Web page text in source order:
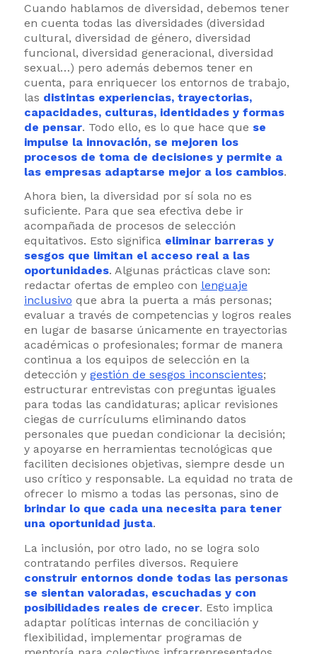
Cuando hablamos de diversidad, debemos tener
en cuenta todas las diversidades (diversidad
cultural, diversidad de género, diversidad
funcional, diversidad generacional, diversidad
sexual…) pero además debemos tener en
cuenta, para enriquecer los entornos de trabajo,
las distintas experiencias, trayectorias,
capacidades, culturas, identidades y formas
de pensar. Todo ello, es lo que hace que se
impulse la innovación, se mejoren los
procesos de toma de decisiones y permite a
las empresas adaptarse mejor a los cambios.
Ahora bien, la diversidad por sí sola no es
suficiente. Para que sea efectiva debe ir
acompañada de procesos de selección
equitativos. Esto significa eliminar barreras y
sesgos que limitan el acceso real a las
oportunidades. Algunas prácticas clave son:
redactar ofertas de empleo con lenguaje
inclusivo que abra la puerta a más personas;
evaluar a través de competencias y logros reales
en lugar de basarse únicamente en trayectorias
académicas o profesionales; formar de manera
continua a los equipos de selección en la
detección y gestión de sesgos inconscientes;
estructurar entrevistas con preguntas iguales
para todas las candidaturas; aplicar revisiones
ciegas de currículums eliminando datos
personales que puedan condicionar la decisión;
y apoyarse en herramientas tecnológicas que
faciliten decisiones objetivas, siempre desde un
uso crítico y responsable. La equidad no trata de
ofrecer lo mismo a todas las personas, sino de
brindar lo que cada una necesita para tener
una oportunidad justa.
La inclusión, por otro lado, no se logra solo
contratando perfiles diversos. Requiere
construir entornos donde todas las personas
se sientan valoradas, escuchadas y con
posibilidades reales de crecer. Esto implica
adaptar políticas internas de conciliación y
flexibilidad, implementar programas de